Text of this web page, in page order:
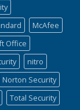
McAfee
Office
nitro
Norton Security
Total Security